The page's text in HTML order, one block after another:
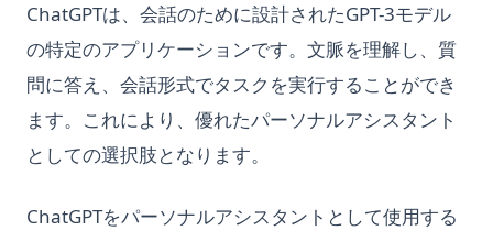
ChatGPTは、会話のために設計されたGPT-3モデル
の特定のアプリケーションです。文脈を理解し、質
問に答え、会話形式でタスクを実行することができ
ます。これにより、優れたパーソナルアシスタント
としての選択肢となります。
ChatGPTをパーソナルアシスタントとして使用する